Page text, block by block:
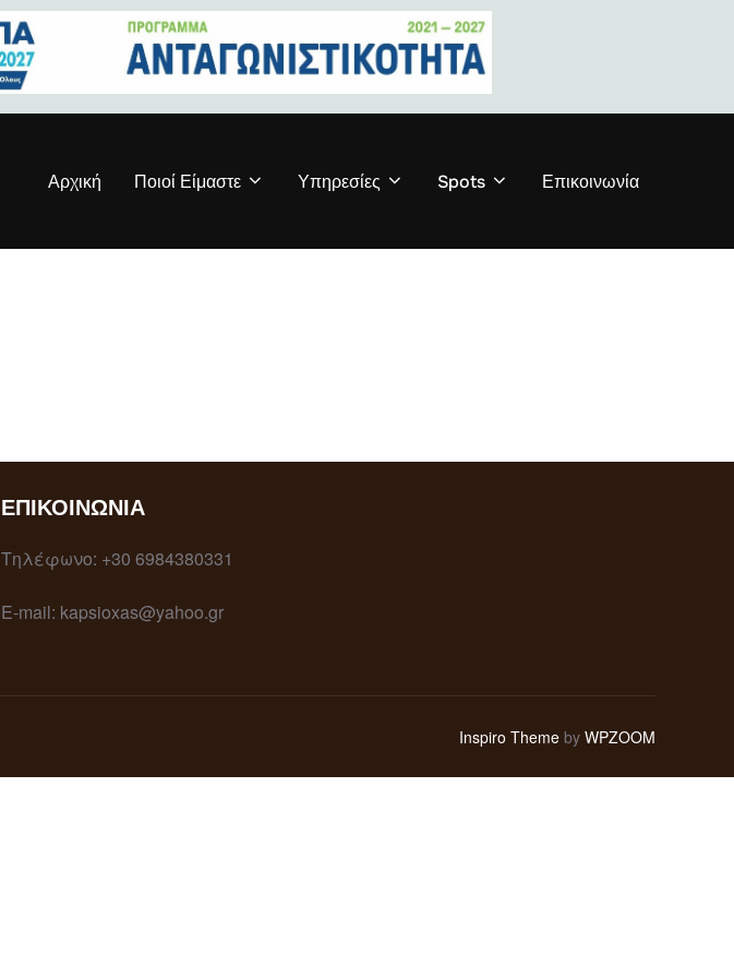
Αρχική Ποιοί Είμαστε Υπηρεσίες Spots Επικοινωνία
ΕΠΙΚΟΙΝΩΝΊΑ
Τηλέφωνο: +30 6984380331
E-mail: kapsioxas@yahoo.gr
Inspiro Theme by WPZOOM